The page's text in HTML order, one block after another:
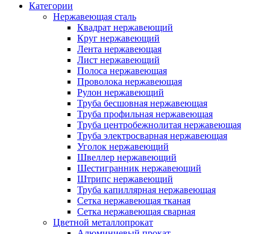
Категории
Нержавеющая сталь
Квадрат нержавеющий
Круг нержавеющий
Лента нержавеющая
Лист нержавеющий
Полоса нержавеющая
Проволока нержавеющая
Рулон нержавеющий
Труба бесшовная нержавеющая
Труба профильная нержавеющая
Труба центробежнолитая нержавеющая
Труба электросварная нержавеющая
Уголок нержавеющий
Швеллер нержавеющий
Шестигранник нержавеющий
Штрипс нержавеющий
Труба капиллярная нержавеющая
Сетка нержавеющая тканая
Сетка нержавеющая сварная
Цветной металлопрокат